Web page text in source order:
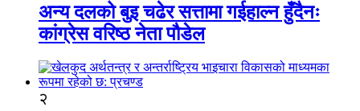
अन्य दलको बुइ चढेर सत्तामा गईहाल्न हुँदैनः
कांग्रेस वरिष्ठ नेता पौडेल
२